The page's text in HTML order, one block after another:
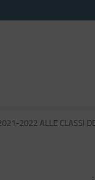
2022 ALLE CLASSI